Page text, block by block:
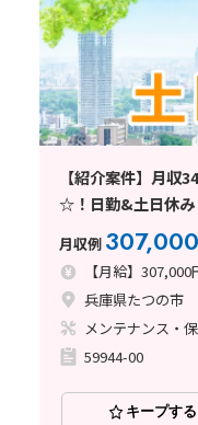
【紹介案件】月
☆！日勤&土日休み
月収例 307,000
【月給】307,000
兵庫県たつの市
メンテナンス・
59944-00
キープする